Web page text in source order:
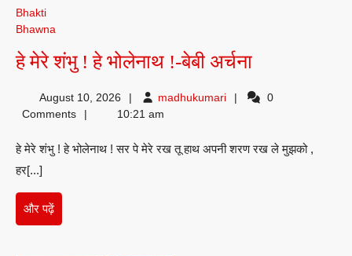
Bhakti
Bhawna
हे मेरे शंभु ! हे भोलेनाथ !-बेबी अर्चनाहे
शंभु
हे
August 10, 2026 madhukumarimadhukumari
0
Comments
10:21 am
हे मेरे शंभु ! हे भोलेनाथ ! सर पे मेरे रख तू हाथ अपनी शरण रख ले मुझको ,
हर[...]
और पढ़ेंऔर
पढ़ें